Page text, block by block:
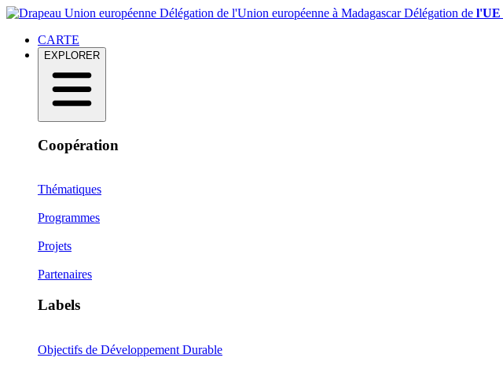
Délégation de l'Union européenne à MadagascarDélégation de l'UE
CARTE
EXPLORER
Coopération
Thématiques
Programmes
Projets
Partenaires
Labels
Objectifs de Développement Durable